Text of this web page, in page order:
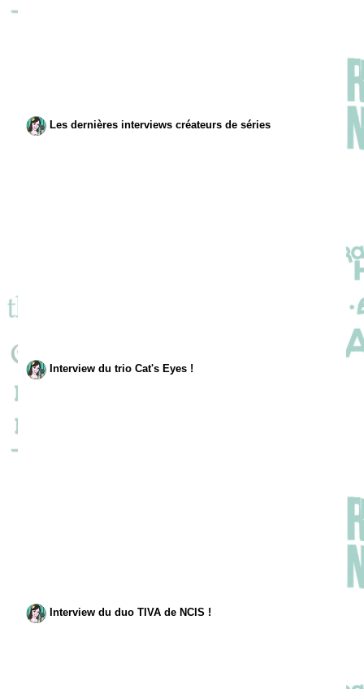
Les dernières interviews créateurs de séries
Interview du trio Cat's Eyes !
Interview du duo TIVA de NCIS !